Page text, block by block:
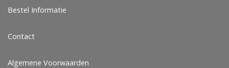
Bestel Informatie
Contact
Algemene Voorwaarden